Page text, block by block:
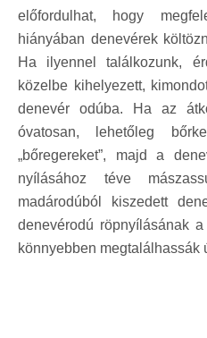
előfordulhat, hogy
hiányában denevérek
Ha ilyennel találkozunk,
közelbe kihelyezett,
denevér odúba. Ha az
óvatosan, lehetőleg
„bőregereket”, majd a
nyílásához téve
madárodúból kiszedett
denevérodú röpnyílásának
könnyebben megtalálhassák